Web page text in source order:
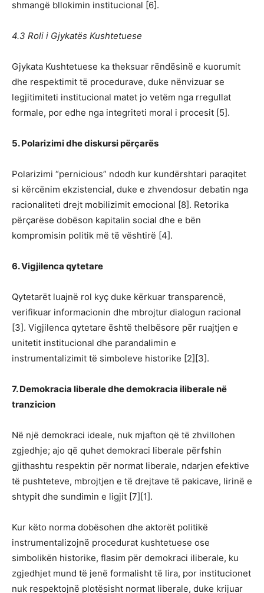
shmangë bllokimin institucional [6].
4.3 Roli i Gjykatës Kushtetuese
Gjykata Kushtetuese ka theksuar rëndësinë e kuorumit
dhe respektimit të procedurave, duke nënvizuar se
legjitimiteti institucional matet jo vetëm nga rregullat
formale, por edhe nga integriteti moral i procesit [5].
5. Polarizimi dhe diskursi përçarës
Polarizimi “pernicious” ndodh kur kundërshtari paraqitet
si kërcënim ekzistencial, duke e zhvendosur debatin nga
racionaliteti drejt mobilizimit emocional [8]. Retorika
përçarëse dobëson kapitalin social dhe e bën
kompromisin politik më të vështirë [4].
6. Vigjilenca qytetare
Qytetarët luajnë rol kyç duke kërkuar transparencë,
verifikuar informacionin dhe mbrojtur dialogun racional
[3]. Vigjilenca qytetare është thelbësore për ruajtjen e
unitetit institucional dhe parandalimin e
instrumentalizimit të simboleve historike [2][3].
7. Demokracia liberale dhe demokracia iliberale në
tranzicion
Në një demokraci ideale, nuk mjafton që të zhvillohen
zgjedhje; ajo që quhet demokraci liberale përfshin
gjithashtu respektin për normat liberale, ndarjen efektive
të pushteteve, mbrojtjen e të drejtave të pakicave, lirinë e
shtypit dhe sundimin e ligjit [7][1].
Kur këto norma dobësohen dhe aktorët politikë
instrumentalizojnë procedurat kushtetuese ose
simbolikën historike, flasim për demokraci iliberale, ku
zgjedhjet mund të jenë formalisht të lira, por institucionet
nuk respektojnë plotësisht normat liberale, duke krijuar